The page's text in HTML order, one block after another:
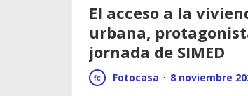
El acceso a la
urbana,
jornada de SIMED
Fotocasa · 8 noviembre